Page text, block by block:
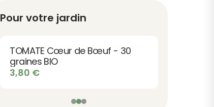
Pour votre jardin
TOMATE Cœur de Bœuf - 30
graines BIO
3,80 €